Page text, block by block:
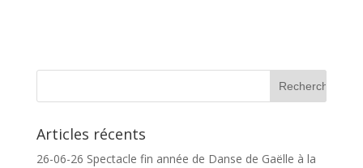
Articles récents
26-06-26 Spectacle fin année de Danse de Gaëlle à la